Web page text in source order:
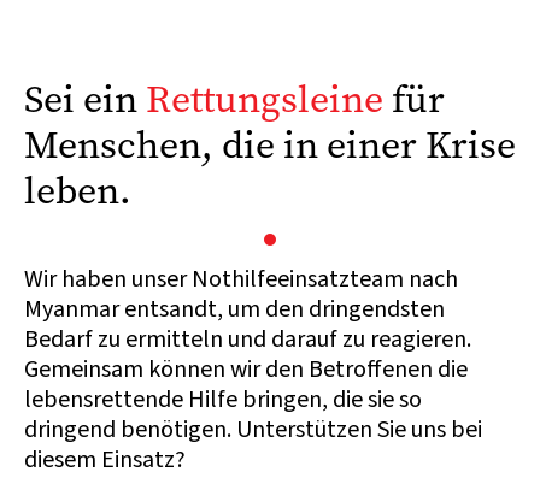
Sei einRettungsleine für
Menschen, die in einer Krise
leben.
Wir haben unser Nothilfeeinsatzteam nach
Myanmar entsandt, um den dringendsten
Bedarf zu ermitteln und darauf zu reagieren.
Gemeinsam können wir den Betroffenen die
lebensrettende Hilfe bringen, die sie so
dringend benötigen. Unterstützen Sie uns bei
diesem Einsatz?